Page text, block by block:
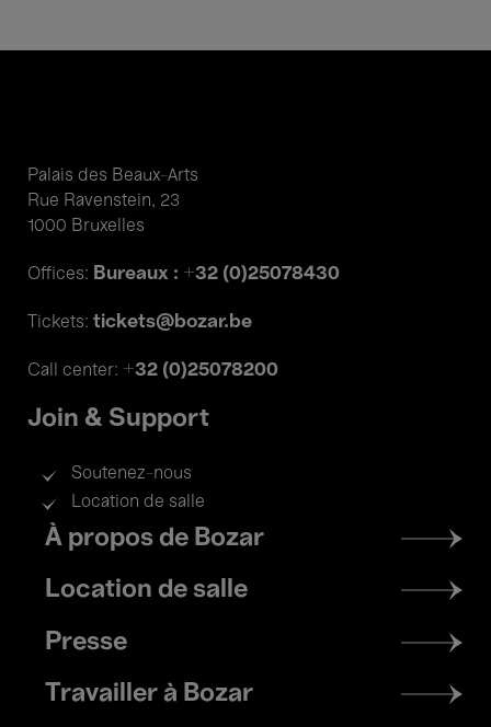
Palais des Beaux-Arts
Rue Ravenstein, 23
1000 Bruxelles
Offices: Bureaux : +32 (0)25078430
Tickets: tickets@bozar.be
Call center: +32 (0)25078200
Join & Support
Soutenez-nous
Location de salle
Footer
menu
À propos de Bozar
Location de salle
Presse
Travailler à Bozar